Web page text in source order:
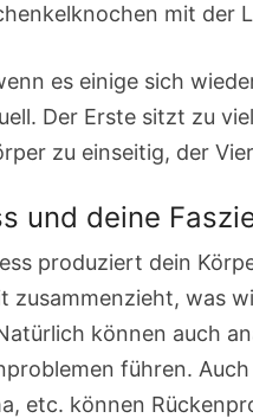
mit der
es einige sich
Der Erste sitzt zu
zu einseitig, der
und deine
produziert dein
zusammenzieht, was
können auch
führen.
etc. können